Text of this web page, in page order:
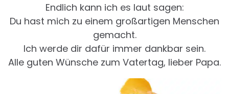
Endlich kann ich es laut sagen:
Du hast mich zu einem großartigen Menschen
gemacht.
Ich werde dir dafür immer dankbar sein.
Alle guten Wünsche zum Vatertag, lieber Papa.